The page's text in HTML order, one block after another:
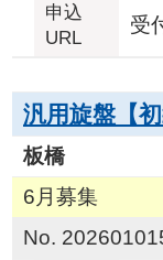
申込
URL
受
汎用旋盤【初
板橋
6月募集
No.